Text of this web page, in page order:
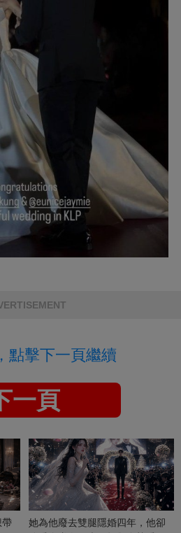
點擊下一頁繼續
一頁
帶
她為他廢去雙腿隱婚四年，他卻